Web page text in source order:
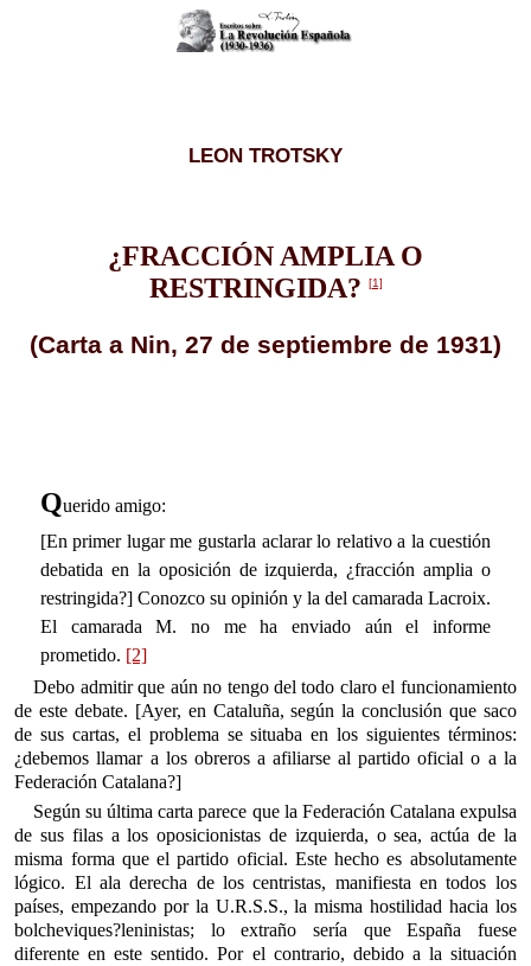
LEON TROTSKY
¿FRACCIÓN AMPLIA O
RESTRINGIDA?
[1]
(Carta a Nin, 27 de septiembre de 1931)
Querido amigo:
[En primer lugar me gustarla aclarar lo relativo a la cuestión
debatida en la oposición de izquierda, ¿fracción amplia o
restringida?] Conozco su opinión y la del camarada Lacroix.
El camarada M. no me ha enviado aún el informe
prometido. [2]
Debo admitir que aún no tengo del todo claro el funcionamiento
de este debate. [Ayer, en Cataluña, según la conclusión que saco
de sus cartas, el problema se situaba en los siguientes términos:
¿debemos llamar a los obreros a afiliarse al partido oficial o a la
Federación Catalana?]
Según su última carta parece que la Federación Catalana expulsa
de sus filas a los oposicionistas de izquierda, o sea, actúa de la
misma forma que el partido oficial. Este hecho es absolutamente
lógico. El ala derecha de los centristas, manifiesta en todos los
países, empezando por la U.R.S.S., la misma hostilidad hacia los
bolcheviques?leninistas; lo extraño sería que España fuese
diferente en este sentido. Por el contrario, debido a la situación